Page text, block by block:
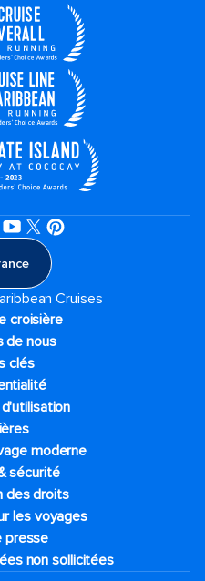
Cruises
croisière
de nous
clés
moderne
sécurité
des droits
les voyages
presse
non sollicitées